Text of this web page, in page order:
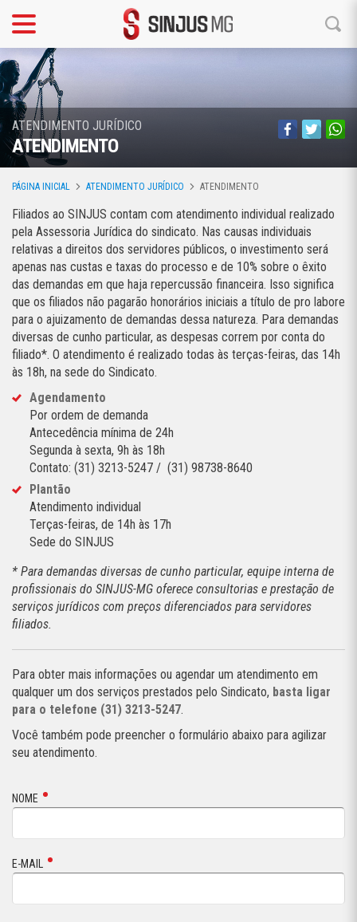
ATENDIMENTO JURÍDICO
ATENDIMENTO
PÁGINA INICIAL ATENDIMENTO JURÍDICO ATENDIMENTO
Filiados ao SINJUS contam com atendimento individual realizado
pela Assessoria Jurídica do sindicato. Nas causas individuais
relativas a direitos dos servidores públicos, o investimento será
apenas nas custas e taxas do processo e de 10% sobre o êxito
das demandas em que haja repercussão financeira. Isso significa
que os filiados não pagarão honorários iniciais a título de pro labore
para o ajuizamento de demandas dessa natureza. Para demandas
diversas de cunho particular, as despesas correm por conta do
filiado*. O atendimento é realizado todas às terças-feiras, das 14h
às 18h, na sede do Sindicato.
Agendamento
Por ordem de demanda
Antecedência mínima de 24h
Segunda à sexta, 9h às 18h
Contato: (31) 3213-5247 / (31) 98738-8640
Plantão
Atendimento individual
Terças-feiras, de 14h às 17h
Sede do SINJUS
* Para demandas diversas de cunho particular, equipe interna de
profissionais do SINJUS-MG oferece consultorias e prestação de
serviços jurídicos com preços diferenciados para servidores
filiados.
Para obter mais informações ou agendar um atendimento em
qualquer um dos serviços prestados pelo Sindicato, basta ligar
para o telefone (31) 3213-5247.
Você também pode preencher o formulário abaixo para agilizar
seu atendimento.
NOME
E-MAIL